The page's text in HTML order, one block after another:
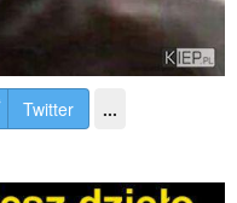
Twitter ...